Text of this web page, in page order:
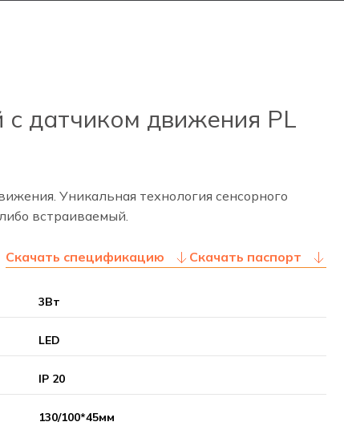
датчиком движения PL
Уникальная технология сенсорного
встраиваемый.
Скачать спецификацию Скачать паспорт
3Вт
LED
IP 20
130/100*45мм